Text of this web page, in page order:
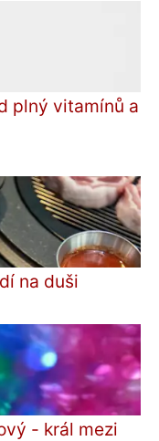
plný vitamínů a
na duši
- král mezi